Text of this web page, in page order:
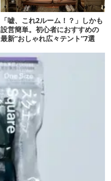
「嘘、これ2ルーム！？」しかも
設営簡単。初心者におすすめの
最新“おしゃれ広々テント”7選